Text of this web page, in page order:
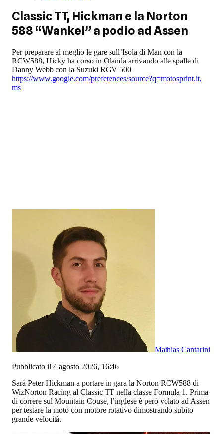
Classic TT, Hickman e la Norton
588 “Wankel” a podio ad Assen
Per preparare al meglio le gare sull’Isola di Man con la
RCW588, Hicky ha corso in Olanda arrivando alle spalle di
Danny Webb con la Suzuki RGV 500
https://www.google.com/preferences/source?q=motosprint.it,
ms
Mathias Cantarini
Pubblicato il 4 agosto 2026, 16:46
Sarà Peter Hickman a portare in gara la Norton RCW588 di
WizNorton Racing al Classic TT nella classe Formula 1. Prima
di correre sul Mountain Couse, l’inglese è però volato ad Assen
per testare la moto con motore rotativo dimostrando subito
grande velocità.